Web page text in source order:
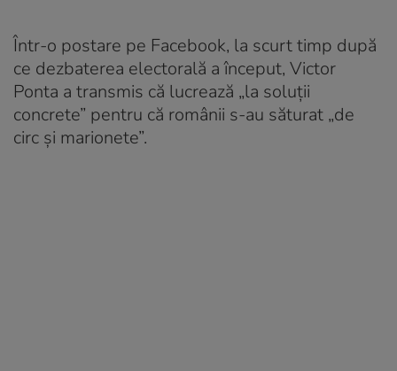
Într-o postare pe Facebook, la scurt timp după
ce dezbaterea electorală a început, Victor
Ponta a transmis că lucrează „la soluții
concrete” pentru că românii s-au săturat „de
circ și marionete”.